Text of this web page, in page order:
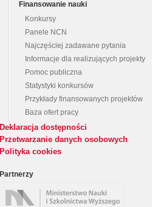
Finansowanie nauki
Konkursy
Panele NCN
Najczęściej zadawane pytania
Informacje dla realizujących projekty
Pomoc publiczna
Statystyki konkursów
Przykłady finansowanych projektów
Baza ofert pracy
Deklaracja dostępności
Przetwarzanie danych osobowych
Polityka cookies
Partnerzy